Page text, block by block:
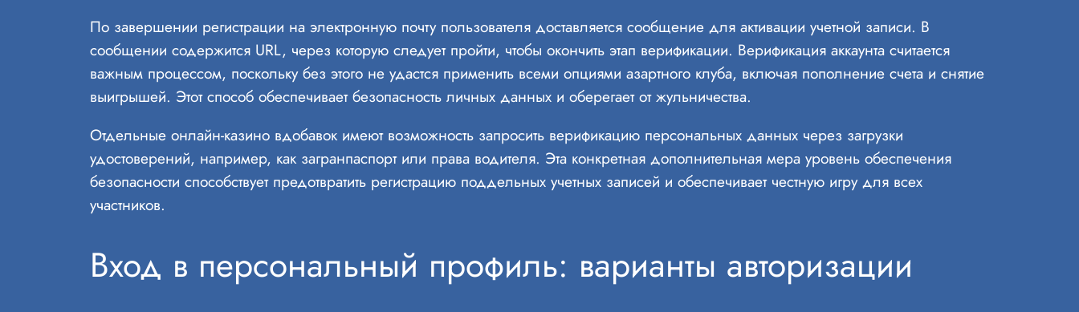
По завершении регистрации на электронную почту пользователя доставляется сообщение для активации учетной записи. В
сообщении содержится URL, через которую следует пройти, чтобы окончить этап верификации. Верификация аккаунта считается
важным процессом, поскольку без этого не удастся применить всеми опциями азартного клуба, включая пополнение счета и снятие
выигрышей. Этот способ обеспечивает безопасность личных данных и оберегает от жульничества.
Отдельные онлайн-казино вдобавок имеют возможность запросить верификацию персональных данных через загрузки
удостоверений, например, как загранпаспорт или права водителя. Эта конкретная дополнительная мера уровень обеспечения
безопасности способствует предотвратить регистрацию поддельных учетных записей и обеспечивает честную игру для всех
участников.
Вход в персональный профиль: варианты авторизации